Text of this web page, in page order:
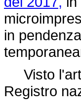
in
Visto
Registro